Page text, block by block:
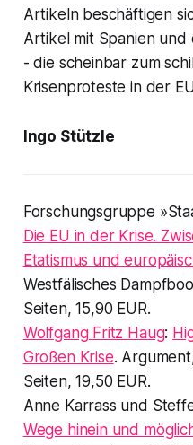
Artikeln beschäftigen
Artikel mit Spanien und
- die scheinbar zum
Krisenproteste in der
Ingo Stützle
Forschungsgruppe
Die EU in der Krise.
Etatismus und
Westfälisches
Seiten, 15,90 EUR.
Wolfgang Fritz Haug:
Großen Krise.
Seiten, 19,50 EUR.
Anne Karrass und
Wege hinein und